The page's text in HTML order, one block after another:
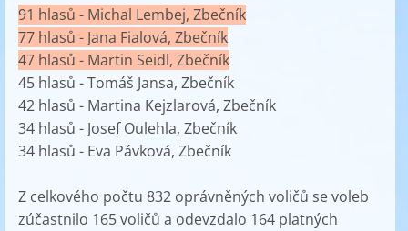
91 hlasů - Michal Lembej, Zbečník
77 hlasů - Jana Fialová, Zbečník
47 hlasů - Martin Seidl, Zbečník
45 hlasů - Tomáš Jansa, Zbečník
42 hlasů - Martina Kejzlarová, Zbečník
34 hlasů - Josef Oulehla, Zbečník
34 hlasů - Eva Pávková, Zbečník
Z celkového počtu 832 oprávněných voličů se voleb
zúčastnilo 165 voličů a odevzdalo 164 platných